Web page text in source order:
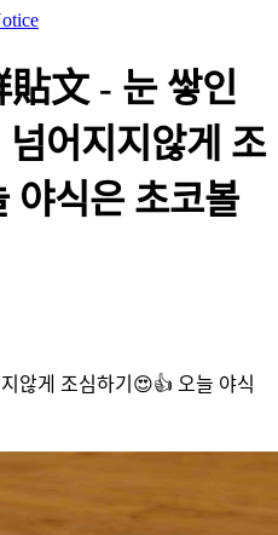
文 - 눈 쌓인
어지지않게 조
야식은 초코볼
않게 조심하기😍👍 오늘 야식